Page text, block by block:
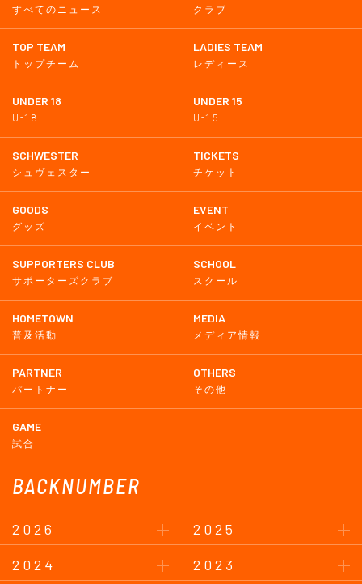
すべてのニュース クラブ
TOP TEAM
トップチーム
LADIES TEAM
レディース
UNDER 18
U-18
UNDER 15
U-15
SCHWESTER
シュヴェスター
TICKETS
チケット
GOODS
グッズ
EVENT
イベント
SUPPORTERS CLUB
サポーターズクラブ
SCHOOL
スクール
HOMETOWN
普及活動
MEDIA
メディア情報
PARTNER
パートナー
OTHERS
その他
GAME
試合
BACKNUMBER
2026
2025
2024
2023